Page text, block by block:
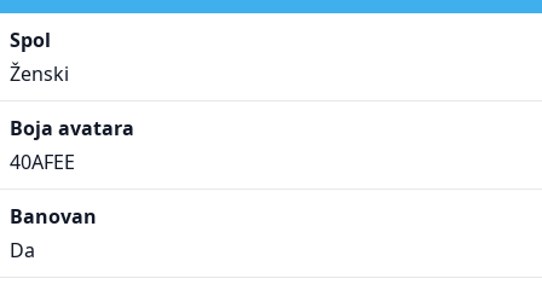
Spol
Ženski
Boja avatara
40AFEE
Banovan
Da